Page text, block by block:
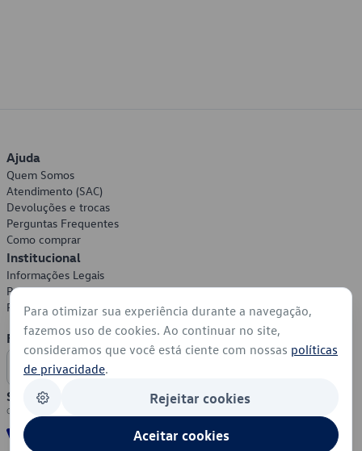
Ajuda
Quem Somos
Atendimento (SAC)
Devoluções e trocas
Perguntas Frequentes
Como comprar
Institucional
Informações Legais
Política de Privacidade
Política de Cookies
Formas de Pagamento
Segurança
Para otimizar sua experiência durante a navegação,
fazemos uso de cookies. Ao continuar no site,
consideramos que você está ciente com nossas políticas
de privacidade.
Rejeitar cookies
Aceitar cookies